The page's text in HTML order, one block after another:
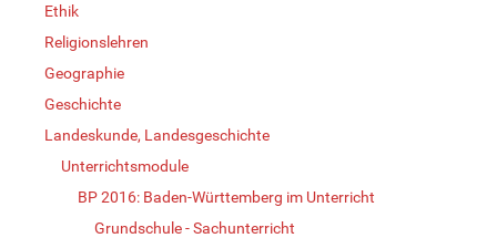
Ethik
Religionslehren
Geographie
Geschichte
Landeskunde, Landesgeschichte
Unterrichtsmodule
BP 2016: Baden-Württemberg im Unterricht
Grundschule - Sachunterricht